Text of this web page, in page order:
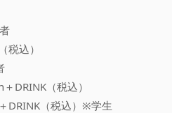
税込）
DRINK（税込）
DRINK（税込）※学生